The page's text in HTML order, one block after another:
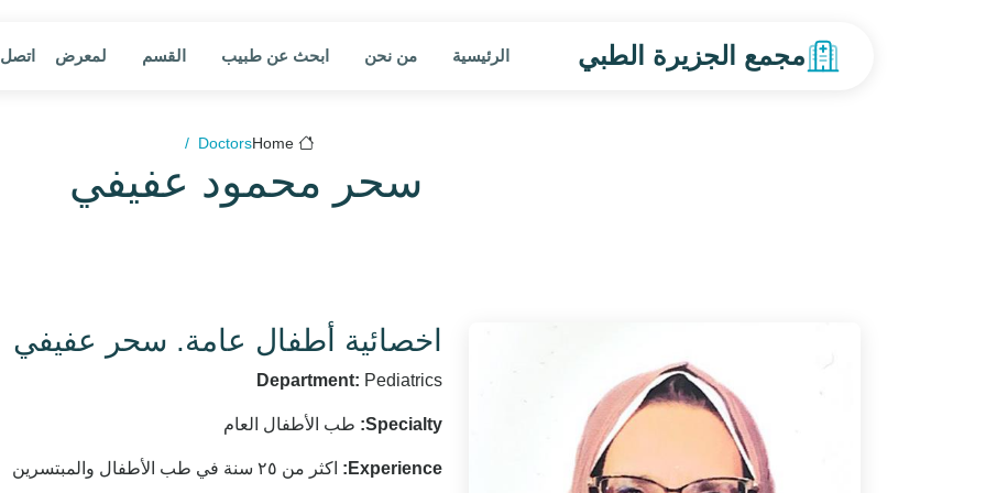
مجمع الجزيرة الطبي الرئيسية من نحن ابحث عن طبيب القسم لمعرض اتصل
Home
Doctors
سحر محمود عفيفي
اخصائية أطفال عامة. سحر عفيفي
Department: Pediatrics
Specialty: طب الأطفال العام
Experience: اكثر من ٢٥ سنة في طب الأطفال والمبتسرين